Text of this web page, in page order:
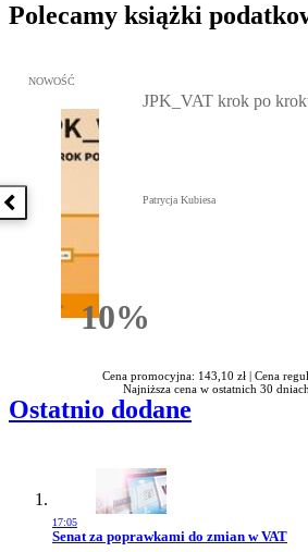
Polecamy książki
Poprzednia książka
Przejdź do: JPK_VAT krok po kroku
NOWOŚĆ
10%Rabatu
JPK_VAT krok po
Patrycja Kubiesa
Cena promocyjna: 143,10 zł | Cena
Najniższa cena w ostatnich 30
Ostatnio dodane
17:05
Przejdź do artykułu:
Senat za poprawkami do zmian w VAT